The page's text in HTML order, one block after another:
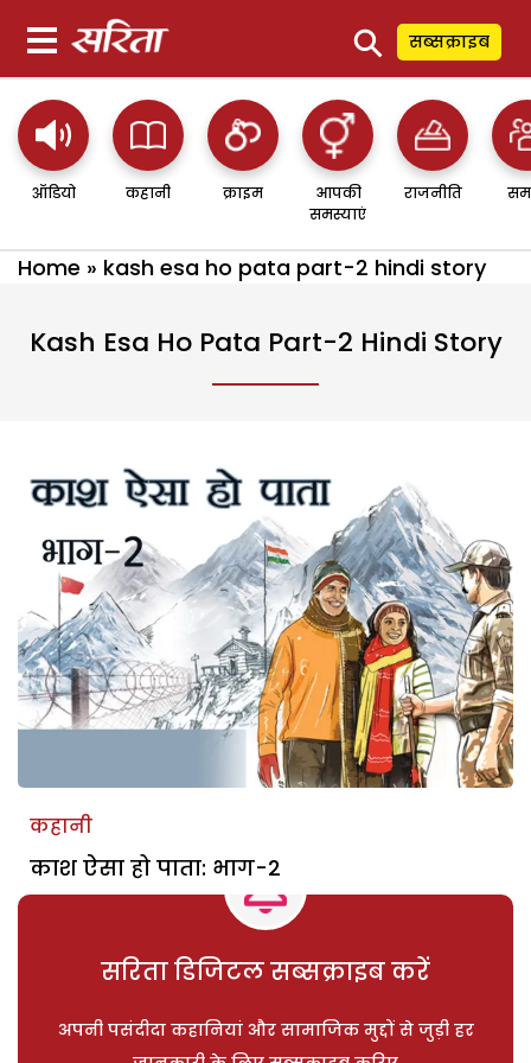
⚲ सब्सक्राइब
ऑडियो कहानी क्राइम
आपकी
समस्याएं
राजनीति
Home » kash esa ho pata part-2 hindi story
Kash Esa Ho Pata Part-2 Hindi Story
कहानी
काश ऐसा हो पाता: भाग-2
सरिता डिजिटल सब्सक्राइब करें
अपनी पसंदीदा कहानियां और सामाजिक मुद्दों से जुड़ी हर